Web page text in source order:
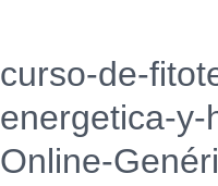
curso-de-
energetica-y-
Online-